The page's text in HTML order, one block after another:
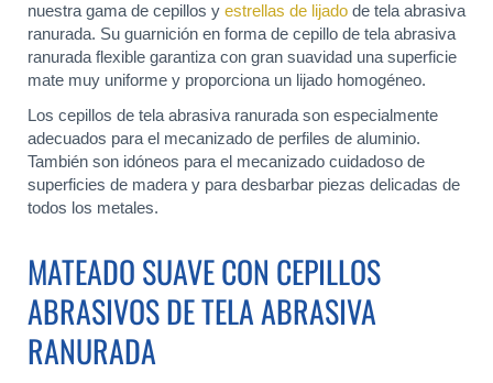
nuestra gama de cepillos y estrellas de lijado de tela abrasiva
ranurada. Su guarnición en forma de cepillo de tela abrasiva
ranurada flexible garantiza con gran suavidad una superficie
mate muy uniforme y proporciona un lijado homogéneo.
Los cepillos de tela abrasiva ranurada son especialmente
adecuados para el mecanizado de perfiles de aluminio.
También son idóneos para el mecanizado cuidadoso de
superficies de madera y para desbarbar piezas delicadas de
todos los metales.
MATEADO SUAVE CON CEPILLOS
ABRASIVOS DE TELA ABRASIVA
RANURADA